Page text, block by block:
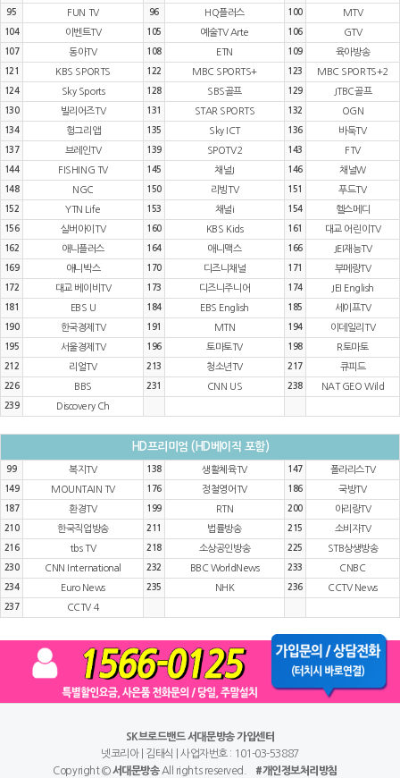
95 FUN TV 96 HQ플러스 100 MTV
104 이벤트TV 105 예술TV Arte 106 GTV
107 동아TV 108 ETN 109 육아방송
121 KBS SPORTS 122 MBC SPORTS+ 123 MBC SPORTS+2
124 Sky Sports 128 SBS골프 129 JTBC골프
130 빌리어즈TV 131 STAR SPORTS 132 OGN
134 헝그리앱 135 Sky ICT 136 바둑TV
137 브레인TV 139 SPOTV2 143 FTV
144 FISHING TV 145 채널J 146 채널W
148 NGC 150 리빙TV 151 푸드TV
152 YTN Life 153 채널i 154 헬스메디
156 실버아이TV 160 KBS Kids 161 대교 어린이TV
162 애니플러스 164 애니맥스 166 JEI재능TV
169 애니박스 170 디즈니채널 171 부메랑TV
172 대교 베이비TV 173 디즈니주니어 174 JEI English
181 EBS U 184 EBS English 185 세이프TV
190 한국경제TV 191 MTN 194 이데일리TV
195 서울경제TV 196 토마토TV 198 R토마토
212 리얼TV 213 청소년TV 217 큐피드
226 BBS 231 CNN US 238 NAT GEO Wild
239 Discovery Ch
HD프리미엄 (HD베이직 포함)
99 복지TV 138 생활체육TV 147 폴라리스TV
149 MOUNTAIN TV 176 정철영어TV 186 국방TV
187 환경TV 199 RTN 200 아리랑TV
210 한국직업방송 211 법률방송 215 소비자TV
216 tbs TV 218 소상공인방송 225 STB상생방송
230 CNN International 232 BBC WorldNews 233 CNBC
234 Euro News 235 NHK 236 CCTV News
237 CCTV 4
SK브로드밴드 서대문방송 가입센터
넷코리아 | 김태식 | 사업자번호 : 101-03-53887
Copyright ©서대문방송All rights reserved. #개인정보처리방침